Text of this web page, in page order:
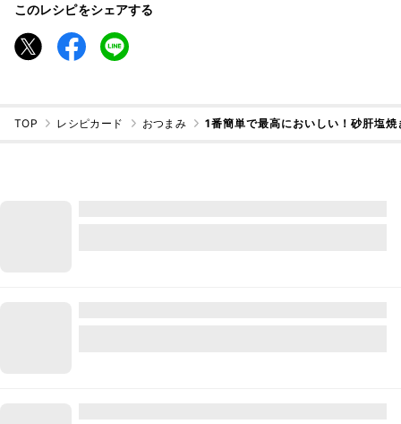
このレシピをシェアする
TOP レシピカード おつまみ 1番簡単で最高においしい！砂肝塩焼